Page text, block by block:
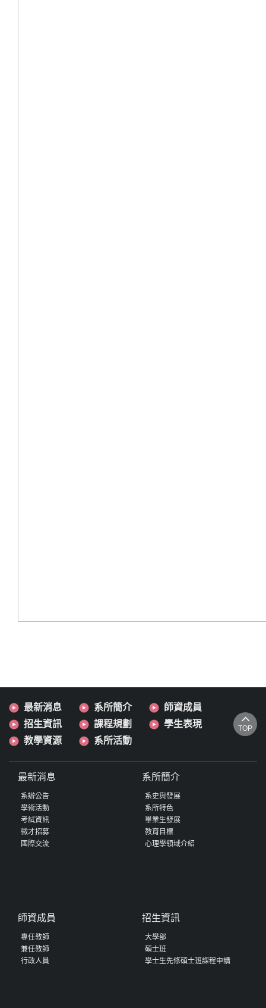
最新消息 系所簡介
師資成員
招生資訊
課程規劃
學生表現
教學資源
系所活動
TOP
最新消息
系辦公告
學術活動
考試資訊
徵才招募
國際交流
系所簡介
系史與發展
系所特色
畢業生發展
教育目標
心理學領域介紹
師資成員
專任教師
兼任教師
行政人員
招生資訊
大學部
碩士班
學士生先修碩士班課程申請